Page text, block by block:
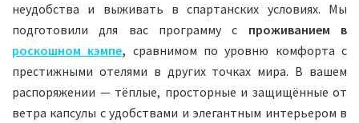
неудобства и выживать в спартанских условиях. Мы
подготовили для вас программу с проживанием в
роскошном кэмпе, сравнимом по уровню комфорта с
престижными отелями в других точках мира. В вашем
распоряжении — тёплые, просторные и защищённые от
ветра капсулы с удобствами и элегантным интерьером в